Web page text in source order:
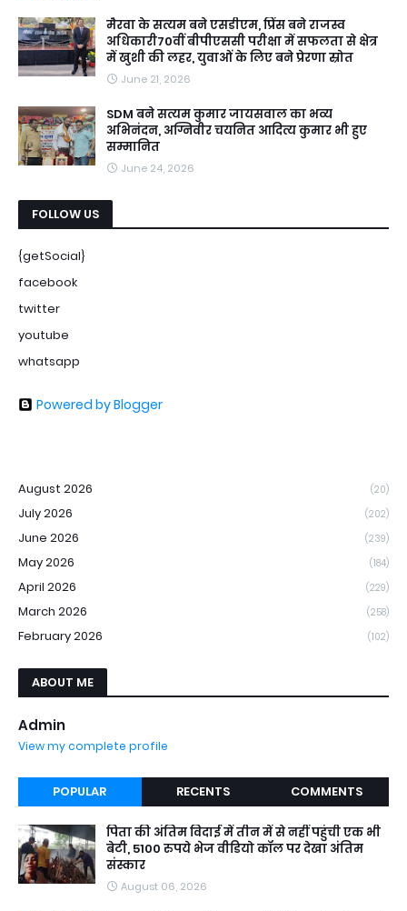
मैरवा के सत्यम बने एसडीएम, प्रिंस बने राजस्व
अधिकारी70वीं बीपीएससी परीक्षा में सफलता से क्षेत्र
में खुशी की लहर, युवाओं के लिए बने प्रेरणा स्रोत
June 21, 2026
SDM बने सत्यम कुमार जायसवाल का भव्य
अभिनंदन, अग्निवीर चयनित आदित्य कुमार भी हुए
सम्मानित
June 24, 2026
FOLLOW US
{getSocial}
facebook
twitter
youtube
whatsapp
Powered by Blogger
August 2026 (20)
July 2026 (202)
June 2026 (239)
May 2026 (184)
April 2026 (229)
March 2026 (258)
February 2026 (102)
ABOUT ME
Admin
View my complete profile
POPULAR RECENTS COMMENTS
पिता की अंतिम विदाई में तीन में से नहीं पहुंची एक भी
बेटी, 5100 रुपये भेज वीडियो कॉल पर देखा अंतिम
संस्कार
August 06, 2026